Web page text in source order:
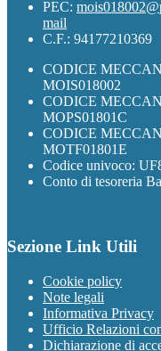
PEC:
mail
C.F.: 94177210369
CODICE
MOIS018002
CODICE
MOPS01801C
CODICE
MOTF01801E
Codice univoco:
Conto di tesoreria
Sezione Link Utili
Cookie policy
Note legali
Informativa Privacy
Ufficio Relazioni
Dichiarazione di